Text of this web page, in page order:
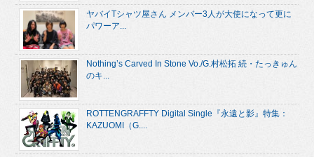
ヤバイTシャツ屋さん メンバー3人が大使になって更に
パワーア...
Nothing’s Carved In Stone Vo./G.村松拓 続・たっきゅん
のキ...
ROTTENGRAFFTY Digital Single『永遠と影』特集：
KAZUOMI（G....